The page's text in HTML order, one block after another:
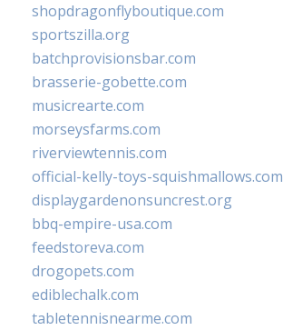
shopdragonflyboutique.com
sportszilla.org
batchprovisionsbar.com
brasserie-gobette.com
musicrearte.com
morseysfarms.com
riverviewtennis.com
official-kelly-toys-squishmallows.com
displaygardenonsuncrest.org
bbq-empire-usa.com
feedstoreva.com
drogopets.com
ediblechalk.com
tabletennisnearme.com